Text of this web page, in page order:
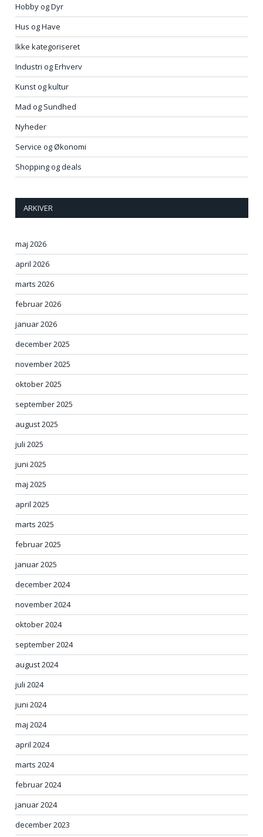
Hobby og Dyr
Hus og Have
Ikke kategoriseret
Industri og Erhverv
Kunst og kultur
Mad og Sundhed
Nyheder
Service og Økonomi
Shopping og deals
ARKIVER
maj 2026
april 2026
marts 2026
februar 2026
januar 2026
december 2025
november 2025
oktober 2025
september 2025
august 2025
juli 2025
juni 2025
maj 2025
april 2025
marts 2025
februar 2025
januar 2025
december 2024
november 2024
oktober 2024
september 2024
august 2024
juli 2024
juni 2024
maj 2024
april 2024
marts 2024
februar 2024
januar 2024
december 2023